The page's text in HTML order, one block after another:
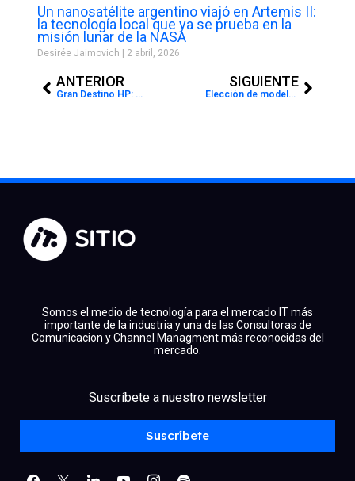
Un nanosatélite argentino viajó en Artemis II:
la tecnología local que ya se prueba en la
misión lunar de la NASA
Desirée Jaimovich 2 abril, 2026
ANTERIOR
Gran Destino HP: Air Computers acompaña el programa de incentivos que premia a resellers con un viaje a Silicon Valley
SIGUIENTE
Elección de modelos de IA: cómo IBM Bob actúa detrás de escena
Somos el medio de tecnología para el mercado IT más
importante de la industria y una de las Consultoras de
Comunicacion y Channel Managment más reconocidas del
mercado.
Suscríbete a nuestro newsletter
Suscríbete
linkedinyoutubeinstagram
spotify